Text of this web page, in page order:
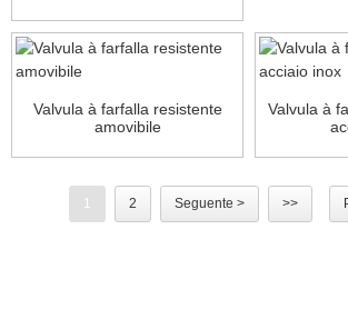
Valvula à farfalla resistente
amovibile
Valvula à
1 2 Seguente > >>